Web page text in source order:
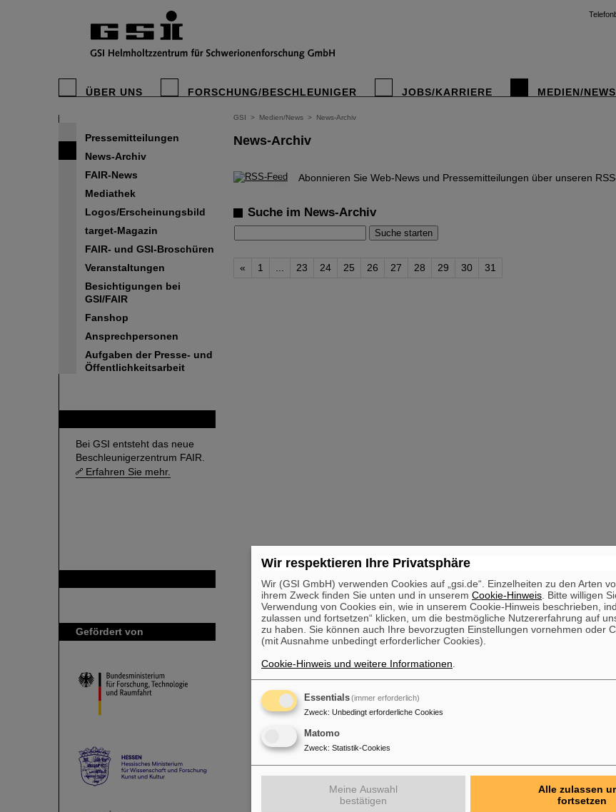
ÜBER UNS FORSCHUNG/BESCHLEUNIGER JOBS/KARRIERE MEDIEN/NEWS
Pressemitteilungen
News-Archiv
FAIR-News
Mediathek
Logos/Erscheinungsbild
target-Magazin
FAIR- und GSI-Broschüren
Veranstaltungen
Besichtigungen bei
GSI/FAIR
Fanshop
Ansprechpersonen
Aufgaben der Presse- und
Öffentlichkeitsarbeit
Bei GSI entsteht das neue
Beschleunigerzentrum FAIR.
Erfahren Sie mehr.
Gefördert von
GSI > Medien/News > News-Archiv
News-Archiv
© Abonnieren Sie Web-News und Pressemitteilungen über unseren
Suche im News-Archiv
« 1 23 24 25 26 27 28 29 30 31
Wir respektieren Ihre Privatsphäre
Wir (GSI GmbH) verwenden Cookies auf „gsi.de“. Einzelheiten zu den Arten
ihrem Zweck finden Sie unten und in unserem Cookie-Hinweis . Bitte willigen
Verwendung von Cookies ein, wie in unserem Cookie-Hinweis beschrieben,
zulassen und fortsetzen“ klicken, um die bestmögliche Nutzererfahrung auf
zu haben. Sie können auch Ihre bevorzugten Einstellungen vornehmen oder
(mit Ausnahme unbedingt erforderlicher Cookies).
Cookie-Hinweis und weitere Informationen
Essentials(immer erforderlich)
Zweck: Unbedingt erforderliche Cookies
Matomo
Zweck: Statistik-Cookies
Meine Auswahl
bestätigen
Alle zulassen
fortsetzen